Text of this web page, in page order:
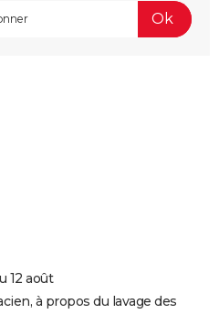
12 août
à propos du lavage des